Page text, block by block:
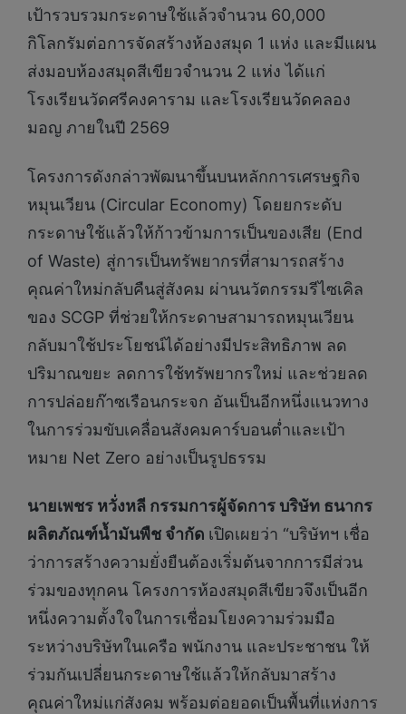
เป้ารวบรวมกระดาษใช้แล้วจำนวน 60,000
กิโลกรัมต่อการจัดสร้างห้องสมุด 1 แห่ง และมีแผน
ส่งมอบห้องสมุดสีเขียวจำนวน 2 แห่ง ได้แก่
โรงเรียนวัดศรีคงคาราม และโรงเรียนวัดคลอง
มอญ ภายในปี 2569
โครงการดังกล่าวพัฒนาขึ้นบนหลักการเศรษฐกิจ
หมุนเวียน (Circular Economy) โดยยกระดับ
กระดาษใช้แล้วให้ก้าวข้ามการเป็นของเสีย (End
of Waste) สู่การเป็นทรัพยากรที่สามารถสร้าง
คุณค่าใหม่กลับคืนสู่สังคม ผ่านนวัตกรรมรีไซเคิล
ของ SCGP ที่ช่วยให้กระดาษสามารถหมุนเวียน
กลับมาใช้ประโยชน์ได้อย่างมีประสิทธิภาพ ลด
ปริมาณขยะ ลดการใช้ทรัพยากรใหม่ และช่วยลด
การปล่อยก๊าซเรือนกระจก อันเป็นอีกหนึ่งแนวทาง
ในการร่วมขับเคลื่อนสังคมคาร์บอนต่ำและเป้า
หมาย Net Zero อย่างเป็นรูปธรรม
นายเพชร หวั่งหลี กรรมการผู้จัดการ บริษัท ธนากร
ผลิตภัณฑ์น้ำมันพืช จำกัด เปิดเผยว่า “บริษัทฯ เชื่อ
ว่าการสร้างความยั่งยืนต้องเริ่มต้นจากการมีส่วน
ร่วมของทุกคน โครงการห้องสมุดสีเขียวจึงเป็นอีก
หนึ่งความตั้งใจในการเชื่อมโยงความร่วมมือ
ระหว่างบริษัทในเครือ พนักงาน และประชาชน ให้
ร่วมกันเปลี่ยนกระดาษใช้แล้วให้กลับมาสร้าง
คุณค่าใหม่แก่สังคม พร้อมต่อยอดเป็นพื้นที่แห่งการ